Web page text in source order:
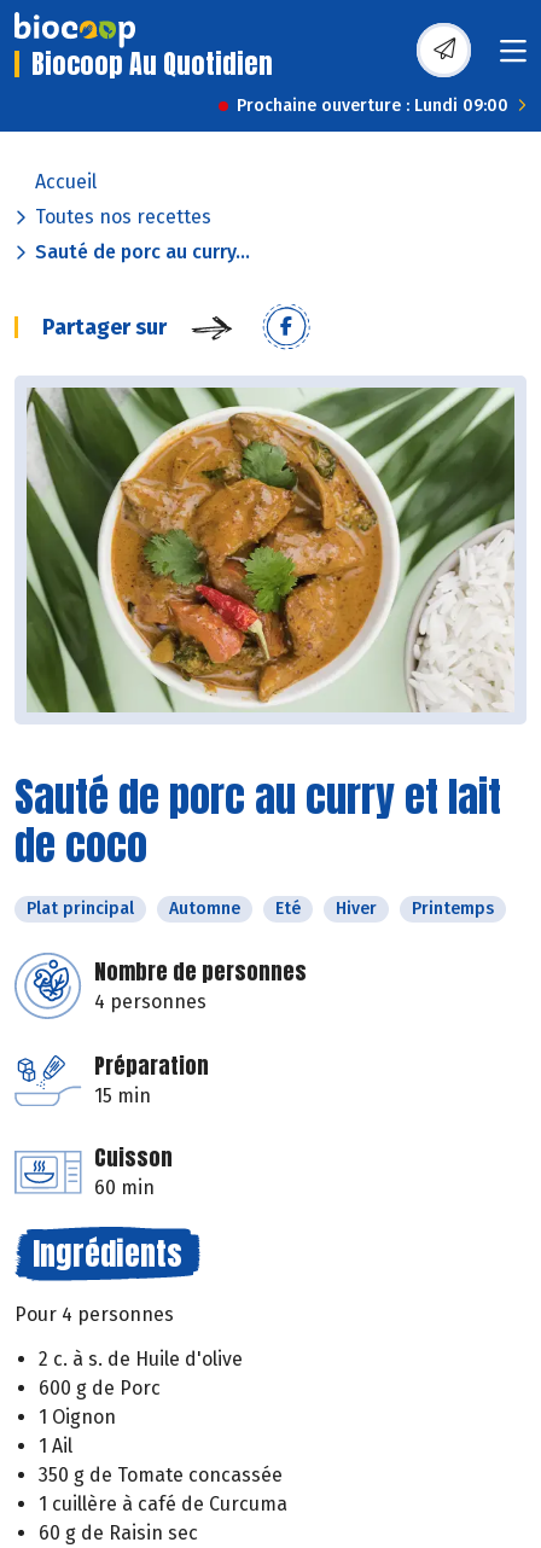
Biocoop Au Quotidien
Prochaine ouverture : Lundi 09:00
Accueil
Toutes nos recettes
Sauté de porc au curry...
Partager sur
Sauté de porc au curry et lait
de coco
Plat principal Automne Eté Hiver Printemps
Nombre de personnes
4 personnes
Préparation
15 min
Cuisson
60 min
Ingrédients
Pour 4 personnes
2 c. à s. de Huile d'olive
600 g de Porc
1 Oignon
1 Ail
350 g de Tomate concassée
1 cuillère à café de Curcuma
60 g de Raisin sec